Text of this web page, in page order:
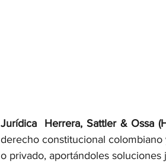
Jurídica  Herrera, Sattler & Ossa
derecho constitucional
o privado, aportándoles